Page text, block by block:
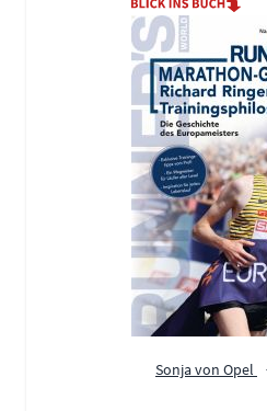
Sonja von Opel